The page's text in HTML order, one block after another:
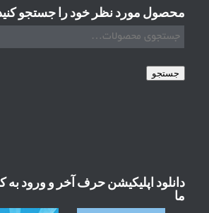
محصول مورد نظر خود را جستجو
جستجو
دانلود اپلیکیشن حرف آخر و ورود به
ما